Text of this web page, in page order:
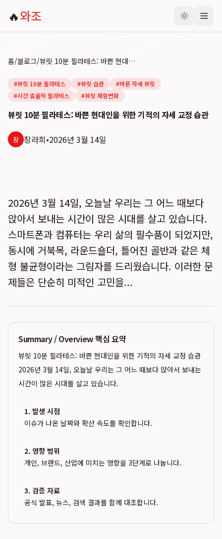
🔥와조
홈/블로그/ 뷰릿 10분 필라테스: 바쁜 현대인을 위한 기적의 자세 교정 습관
#뷰릿 10분 필라테스 #뷰릿 습관 #바른 자세 뷰릿
#시간 효율적 필라테스 #뷰릿 체형변화
뷰릿 10분 필라테스: 바쁜 현대인을 위한 기적의 자세 교정 습관
장 장라희•2026년 3월 14일
2026년 3월 14일, 오늘날 우리는 그 어느 때보다
앉아서 보내는 시간이 많은 시대를 살고 있습니다.
스마트폰과 컴퓨터는 우리 삶의 필수품이 되었지만,
동시에 거북목, 라운드숄더, 틀어진 골반과 같은 체
형 불균형이라는 그림자를 드리웠습니다. 이러한 문
제들은 단순히 미적인 고민을...
Summary / Overview 핵심 요약
뷰릿 10분 필라테스: 바쁜 현대인을 위한 기적의 자세 교정 습관
2026년 3월 14일, 오늘날 우리는 그 어느 때보다 앉아서 보내는
시간이 많은 시대를 살고 있습니다.
1. 발생 시점
이슈가 나온 날짜와 확산 속도를 확인합니다.
2. 영향 범위
개인, 브랜드, 산업에 미치는 영향을 3단계로 나눕니다.
3. 검증 자료
공식 발표, 뉴스, 검색 결과를 함께 대조합니다.